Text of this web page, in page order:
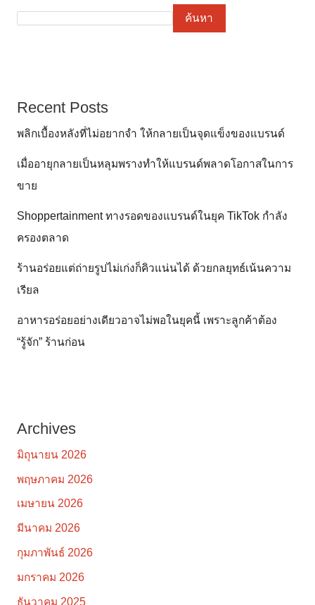
ค้นหา
Recent Posts
พลิกเบื้องหลังที่ไม่อยากจำ ให้กลายเป็นจุดแข็งของแบรนด์
เมื่ออายุกลายเป็นหลุมพรางทำให้แบรนด์พลาดโอกาสในการ
ขาย
Shoppertainment ทางรอดของแบรนด์ในยุค TikTok กำลัง
ครองตลาด
ร้านอร่อยแต่ถ่ายรูปไม่เก่งก็คิวแน่นได้ ด้วยกลยุทธ์เน้นความ
เรียล
อาหารอร่อยอย่างเดียวอาจไม่พอในยุคนี้ เพราะลูกค้าต้อง
“รู้จัก” ร้านก่อน
Archives
มิถุนายน 2026
พฤษภาคม 2026
เมษายน 2026
มีนาคม 2026
กุมภาพันธ์ 2026
มกราคม 2026
ธันวาคม 2025